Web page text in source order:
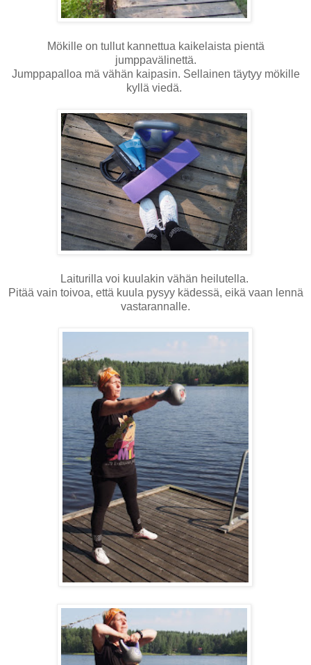
Mökille on tullut kannettua kaikelaista pientä
jumppavälinettä.
Jumppapalloa mä vähän kaipasin. Sellainen täytyy mökille
kyllä viedä.
Laiturilla voi kuulakin vähän heilutella.
Pitää vain toivoa, että kuula pysyy kädessä, eikä vaan lennä
vastarannalle.